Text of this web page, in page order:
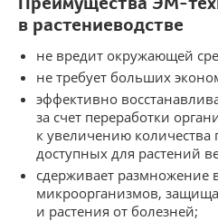
в растениеводстве
не вредит окружающей
не требует больших
эффективно
за счет переработки
к увеличению количества
доступных для растений
сдерживает размножение
микроорганизмов,
и растения от болезней;